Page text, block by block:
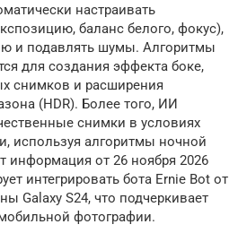
настраивать
баланс белого, фокус),
и подавлять шумы. Алгоритмы
для создания эффекта боке,
снимков и расширения
(HDR). Более того, ИИ
снимки в условиях
используя алгоритмы ночной
информация от 26 ноября 2026
интегрировать бота Ernie Bot от
Galaxy S24, что подчеркивает
фотографии.